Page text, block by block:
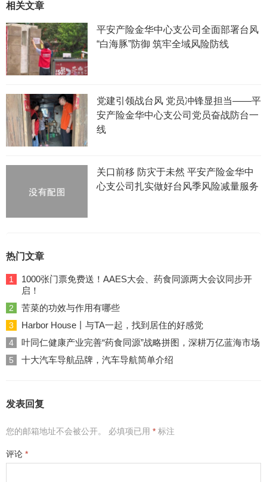
相关文章
平安产险金华中心支公司全面部署台风
“白海豚”防御 筑牢全域风险防线
党建引领战台风 党员冲锋显担当——平
安产险金华中心支公司党员奋战防台一
线
关口前移 防灾于未然 平安产险金华中
心支公司扎实做好台风季风险减量服务
热门文章
1
1000张门票免费送！AAES大会、药食同源两大会议同步开
启！
2 苦菜的功效与作用有哪些
3 Harbor House丨与TA一起，找到居住的好感觉
4 叶同仁健康产业完善“药食同源”战略拼图，深耕万亿蓝海市场
5 十大汽车导航品牌，汽车导航简单介绍
发表回复
您的邮箱地址不会被公开。 必填项已用 * 标注
评论 *